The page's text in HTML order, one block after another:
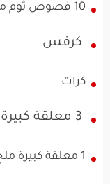
10 فصوص ثوم مفروم
كرفس
كرات
3 معلقة كبيرة معجون طماطم
1 معلقة كبيرة ملح